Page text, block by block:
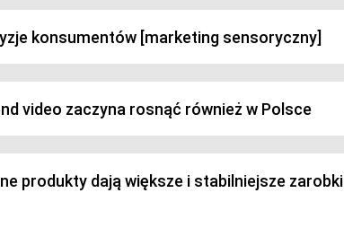
konsumentów [marketing sensoryczny]
video zaczyna rosnąć również w Polsce
produkty dają większe i stabilniejsze zarobki